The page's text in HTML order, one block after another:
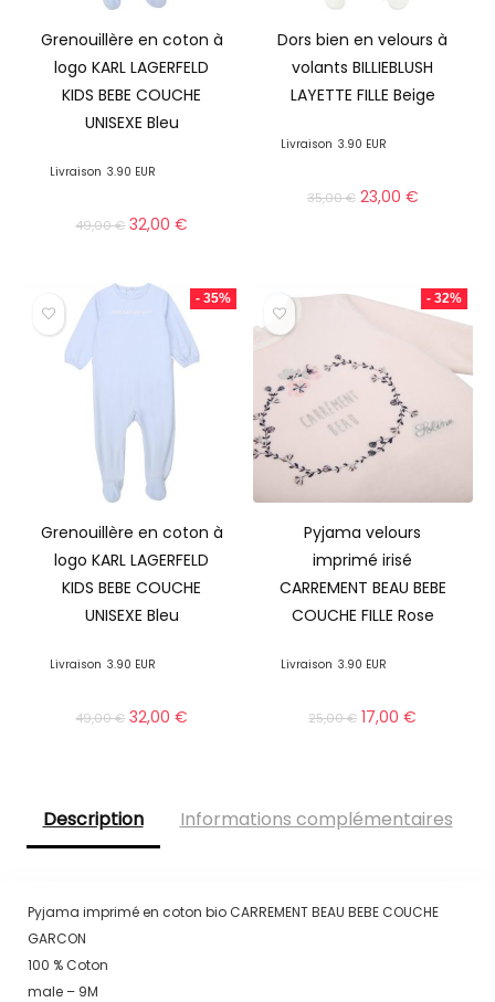
Grenouillère en coton à
logo KARL LAGERFELD
KIDS BEBE COUCHE
UNISEXE Bleu
Livraison 3.90 EUR
49,00€ 32,00€
Dors bien en velours à
volants BILLIEBLUSH
LAYETTE FILLE Beige
Livraison 3.90 EUR
35,00€ 23,00 €
- 35%
Grenouillère en coton à
logo KARL LAGERFELD
KIDS BEBE COUCHE
UNISEXE Bleu
Livraison 3.90 EUR
49,00€ 32,00€
- 32%
Pyjama velours
imprimé irisé
CARREMENT BEAU BEBE
COUCHE FILLE Rose
Livraison 3.90 EUR
25,00€ 17,00€
Description Informations complémentaires
Pyjama imprimé en coton bio CARREMENT BEAU BEBE COUCHE
GARCON
100 % Coton
male – 9M